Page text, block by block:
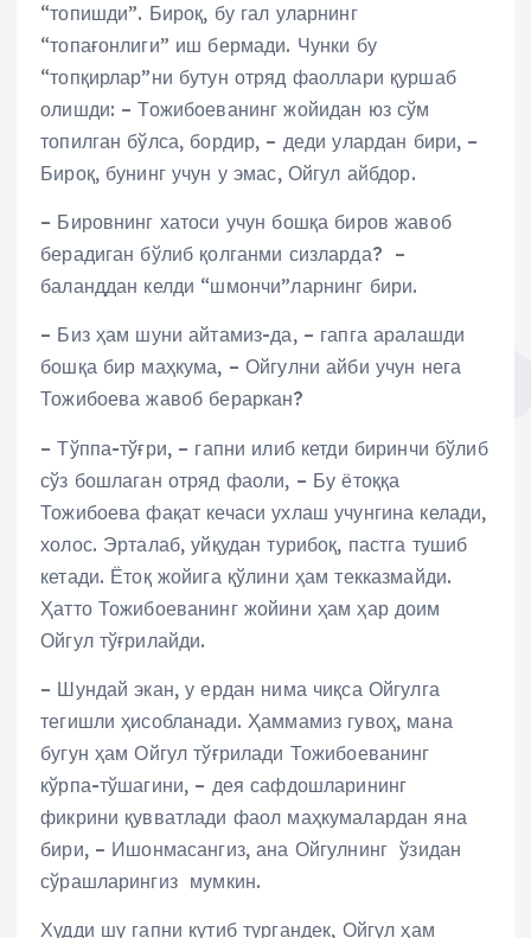
“топишди”. Бироқ, бу гал уларнинг
“топағонлиги” иш бермади. Чунки бу
“топқирлар”ни бутун отряд фаоллари қуршаб
олишди: – Тожибоеванинг жойидан юз сўм
топилган бўлса, бордир, – деди улардан бири, –
Бироқ, бунинг учун у эмас, Ойгул айбдор.
– Бировнинг хатоси учун бошқа биров жавоб
берадиган бўлиб қолганми сизларда? –
баланддан келди “шмончи”ларнинг бири.
– Биз ҳам шуни айтамиз-да, – гапга аралашди
бошқа бир маҳкума, – Ойгулни айби учун нега
Тожибоева жавоб бераркан?
– Тўппа-тўғри, – гапни илиб кетди биринчи бўлиб
сўз бошлаган отряд фаоли, – Бу ётоққа
Тожибоева фақат кечаси ухлаш учунгина келади,
холос. Эрталаб, уйқудан турибоқ, пастга тушиб
кетади. Ётоқ жойига қўлини ҳам текказмайди.
Ҳатто Тожибоеванинг жойини ҳам ҳар доим
Ойгул тўғрилайди.
– Шундай экан, у ердан нима чиқса Ойгулга
тегишли ҳисобланади. Ҳаммамиз гувоҳ, мана
бугун ҳам Ойгул тўғрилади Тожибоеванинг
кўрпа-тўшагини, – дея сафдошларининг
фикрини қувватлади фаол маҳкумалардан яна
бири, – Ишонмасангиз, ана Ойгулнинг ўзидан
сўрашларингиз мумкин.
Худди шу гапни кутиб тургандек, Ойгул ҳам